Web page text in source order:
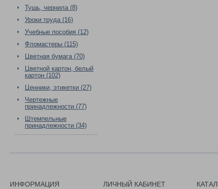
Тушь, чернила (8)
Уроки труда (16)
Учебные пособия (12)
Фломастеры (115)
Цветная бумага (70)
Цветной картон, белый
картон (102)
Ценники, этикетки (27)
Чертежные
принадлежности (77)
Штемпельные
принадлежности (34)
ИНФОРМАЦИЯ ЛИЧНЫЙ КАБИНЕТ